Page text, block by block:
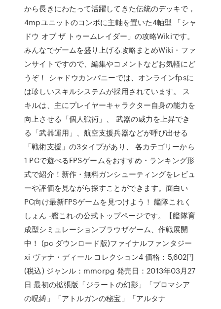
から長きにわたって活躍してきた伝統のデッキで，
4mpユニットのコンボに主軸を置いた4軸型 「シャ
ドウ オブ ザ トゥームレイダー」の攻略Wikiです。
みんなでゲームを盛り上げる攻略まとめWiki・ファ
ンサイトですので、編集やコメントなどお気軽にど
うぞ！ シャドウカンパニーでは、オンラインfpsに
は珍しいスキルシステムが採用されています。 ス
キルは、主にプレイヤーキャラクター自身の能力を
向上させる「個人戦術」、 武器の威力を上昇でき
る「武器運用」、航空支援兵器などが呼び出せる
「戦術支援」の3タイプがあり、 各カテゴリーから
1 PCで遊べるFPSゲームをおすすめ・ランキング形
式で紹介！新作・無料ガンシューティングをレビュ
ーや評価を見ながら探すことができます。面白い
PC向け最新FPSゲームを見つけよう！ 艦隊これく
しょん -艦これ-の公式トップページです。【艦隊育
成型シミュレーションブラウザゲーム、作戦展開
中！ (pc ダウンロード版)ファイナルファンタジー
xi ヴァナ・ディール コレクション4 価格：5,602円
(税込) ジャンル：mmorpg 発売日：2013年03月27
日 最初の拡張版「ジラートの幻影」「プロマシア
の呪縛」「アトルガンの秘宝」「アルタナ